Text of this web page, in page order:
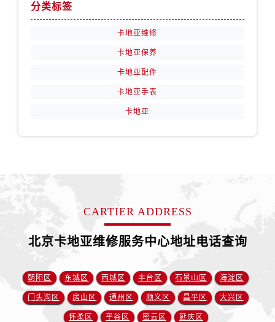
分类标签
卡地亚维修
卡地亚保养
卡地亚配件
卡地亚手表
卡地亚
CARTIER ADDRESS
北京卡地亚维修服务中心地址电话查询
朝阳区 东城区 西城区 丰台区 石景山区 海淀区
门头沟区 房山区 通州区 顺义区 昌平区 大兴区
怀柔区 平谷区 密云区 延庆区